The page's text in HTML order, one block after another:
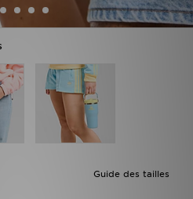
Guide des tailles